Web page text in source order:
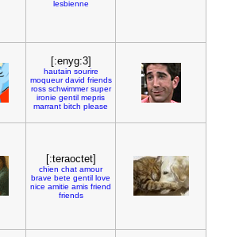
lesbienne
[:enyg:3]
hautain sourire
moqueur david friends
ross schwimmer super
ironie gentil mepris
marrant bitch please
[:teraoctet]
chien chat amour
brave bete gentil love
nice amitie amis friend
friends